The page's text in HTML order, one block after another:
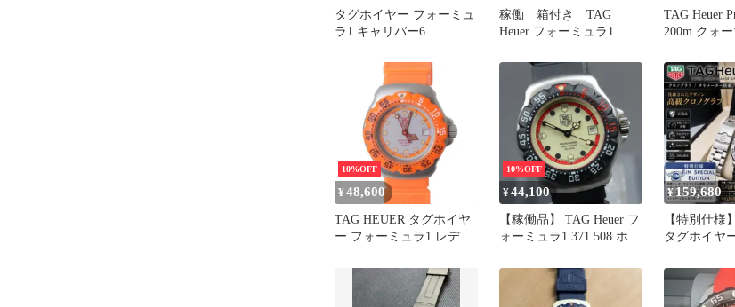
タグホイヤー フォーミュ
ラ1 キャリバー6
稼働 箱付き TAG
Heuer フォーミュラ1
TAG Heuer
200m クォ
10%OFF
¥ 48,600
TAG HEUER タグホイヤ
ー フォーミュラ1 レディ
レンジ WA1413 NT Aラン
10%OFF
¥44,100
【稼働品】 TAG Heuer フ
ォーミュラ1 371.508 ホワ
光 純正ブレス クオーツ
レディース 腕時計
¥159,680
【特別仕様
タグホイヤ